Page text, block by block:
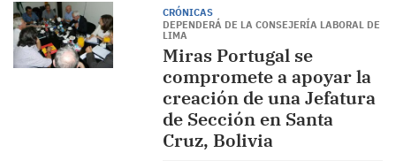
CRÓNICAS
DEPENDERÁ DE LA CONSEJERÍA LABORAL DE
LIMA
Miras Portugal se
compromete a apoyar la
creación de una Jefatura
de Sección en Santa
Cruz, Bolivia